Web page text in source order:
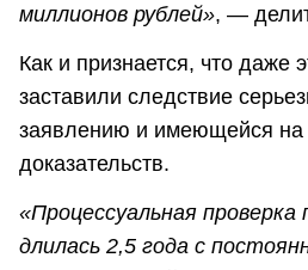
миллионов рублей», —
Как и признается, что даже
заставили следствие
заявлению и имеющейся на
доказательств.
«Процессуальная проверка
длилась 2,5 года с